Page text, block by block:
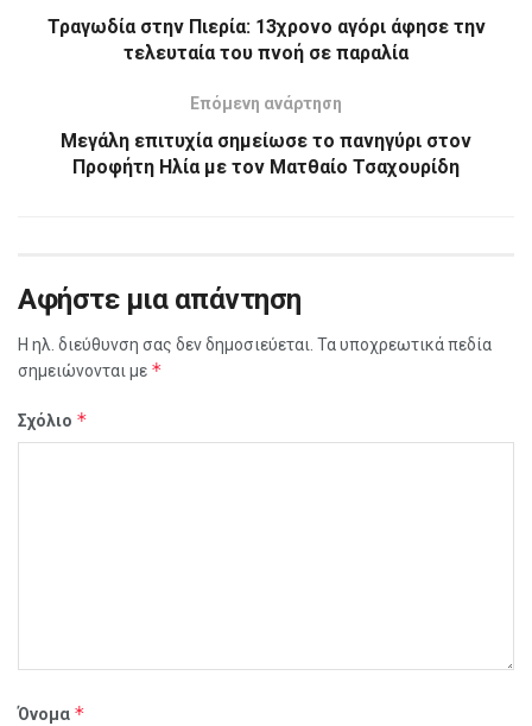
Τραγωδία στην Πιερία: 13χρονο αγόρι άφησε την
τελευταία του πνοή σε παραλία
Επόμενη ανάρτηση
Μεγάλη επιτυχία σημείωσε το πανηγύρι στον
Προφήτη Ηλία με τον Ματθαίο Τσαχουρίδη
Αφήστε μια απάντηση
Η ηλ. διεύθυνση σας δεν δημοσιεύεται. Τα υποχρεωτικά πεδία
σημειώνονται με *
Σχόλιο *
Όνομα *